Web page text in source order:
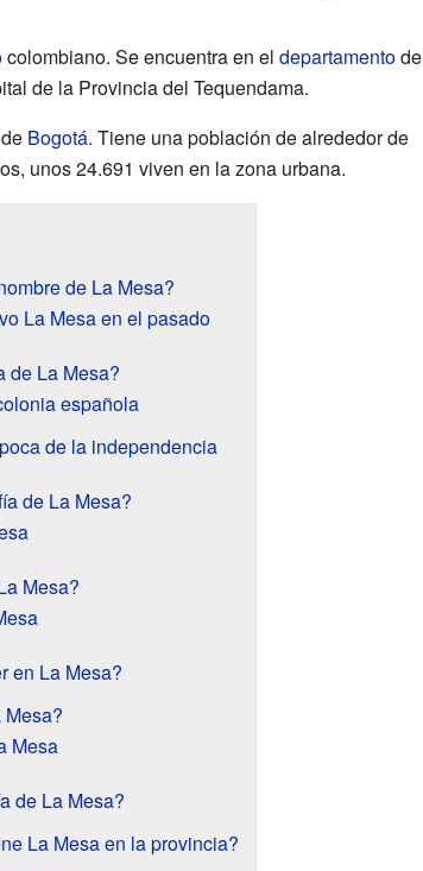
colombiano. Se encuentra en el departamentode
de la Provincia del Tequendama.
Bogotá. Tiene una población de alrededor de
unos 24.691 viven en la zona urbana.
de La Mesa?
La Mesa en el pasado
de La Mesa?
española
de la independencia
de La Mesa?
Mesa?
en La Mesa?
Mesa
de La Mesa?
La Mesa en la provincia?